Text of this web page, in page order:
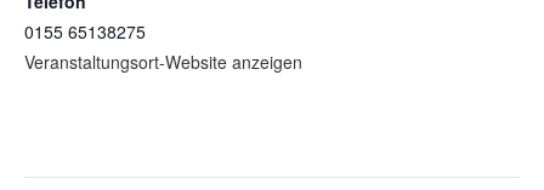
0155 65138275
Veranstaltungsort-Website anzeigen